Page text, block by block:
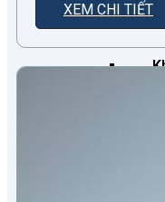
XEM CHI TIẾT